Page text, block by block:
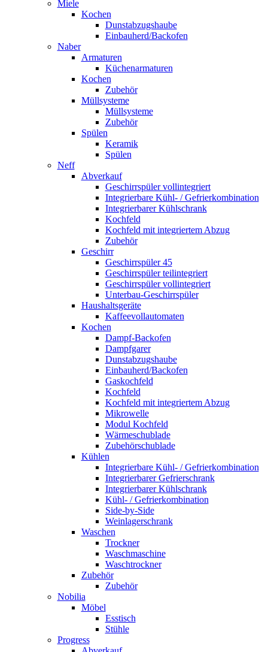
Miele
Kochen
Dunstabzugshaube
Einbauherd/Backofen
Naber
Armaturen
Küchenarmaturen
Kochen
Zubehör
Müllsysteme
Müllsysteme
Zubehör
Spülen
Keramik
Spülen
Neff
Abverkauf
Geschirrspüler vollintegriert
Integrierbare Kühl- / Gefrierkombination
Integrierbarer Kühlschrank
Kochfeld
Kochfeld mit integriertem Abzug
Zubehör
Geschirr
Geschirrspüler 45
Geschirrspüler teilintegriert
Geschirrspüler vollintegriert
Unterbau-Geschirrspüler
Haushaltsgeräte
Kaffeevollautomaten
Kochen
Dampf-Backofen
Dampfgarer
Dunstabzugshaube
Einbauherd/Backofen
Gaskochfeld
Kochfeld
Kochfeld mit integriertem Abzug
Mikrowelle
Modul Kochfeld
Wärmeschublade
Zubehörschublade
Kühlen
Integrierbare Kühl- / Gefrierkombination
Integrierbarer Gefrierschrank
Integrierbarer Kühlschrank
Kühl- / Gefrierkombination
Side-by-Side
Weinlagerschrank
Waschen
Trockner
Waschmaschine
Waschtrockner
Zubehör
Zubehör
Nobilia
Möbel
Esstisch
Stühle
Progress